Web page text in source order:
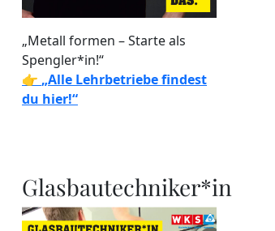
„Metall formen – Starte als
Spengler*in!“
👉 „Alle Lehrbetriebe findest
du hier!“
Glasbautechniker*in